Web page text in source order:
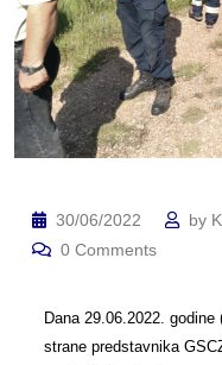
30/06/2022 by
0 Comments
Dana 29.06.2022.
strane predstavnika